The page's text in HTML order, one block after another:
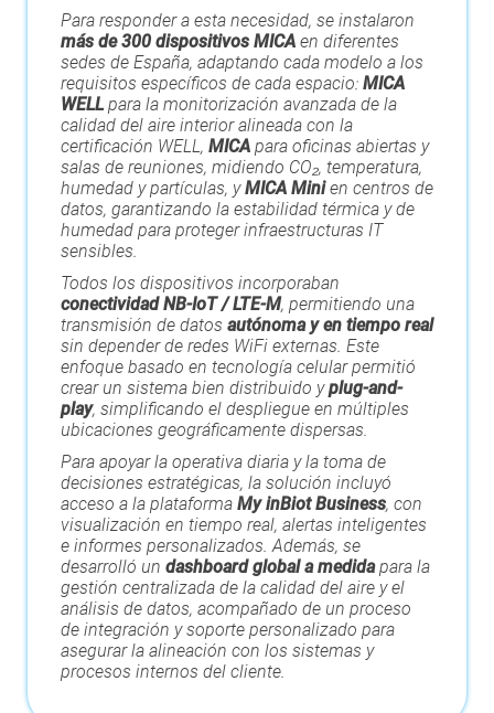
Para responder a esta necesidad, se instalaron
más de 300 dispositivos MICA en diferentes
sedes de España, adaptando cada modelo a los
requisitos específicos de cada espacio: MICA
WELL para la monitorización avanzada de la
calidad del aire interior alineada con la
certificación WELL, MICA para oficinas abiertas y
salas de reuniones, midiendo CO₂, temperatura,
humedad y partículas, yMICA Minien centros de
datos, garantizando la estabilidad térmica y de
humedad para proteger infraestructuras IT
sensibles.
Todos los dispositivos incorporaban
conectividadNB-IoT / LTE-M, permitiendo una
transmisión de datos autónoma y en tiempo real
sin depender de redes WiFi externas. Este
enfoque basado en tecnología celular permitió
crear un sistema bien distribuido yplug-and-
play, simplificando el despliegue en múltiples
ubicaciones geográficamente dispersas.
Para apoyar la operativa diaria y la toma de
decisiones estratégicas, la solución incluyó
acceso a la plataforma My inBiot Business, con
visualización en tiempo real, alertas inteligentes
e informes personalizados. Además, se
desarrolló un dashboard global a medidapara la
gestión centralizada de la calidad del aire y el
análisis de datos, acompañado de un proceso
de integración y soporte personalizado para
asegurar la alineación con los sistemas y
procesos internos del cliente.